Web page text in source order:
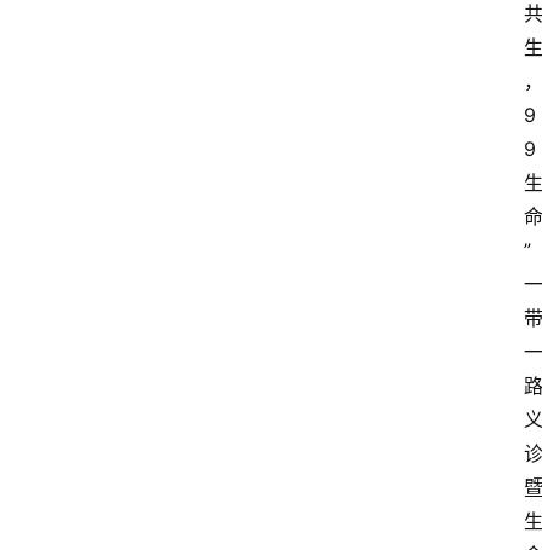
共
生
，
9
9
生
命
”
一
带
一
路
义
诊
暨
生